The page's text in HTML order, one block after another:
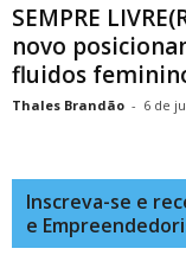
SEMPRE
novo
fluidos
Thales Brandão - 6 de
Inscreva-se e
e